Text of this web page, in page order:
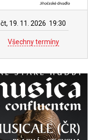
čt, 19. 11. 2026 19:30
Všechny termíny